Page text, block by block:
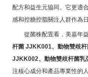
配方和益生元協同。它更適
感和控糖控脂關注人群作為
從菌株配置看，美嘉年
杆菌 JJKK001、動物雙歧
JJKK002、動物雙歧杆菌乳
注核心成分和產品專業性的人